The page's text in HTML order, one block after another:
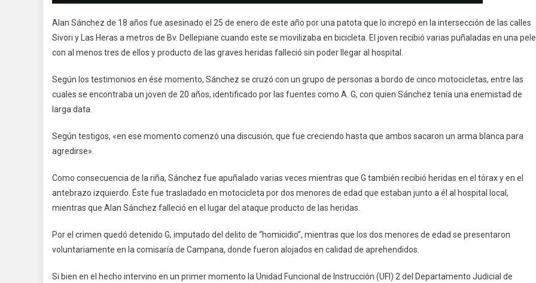
Alan Sánchez de 18 años fue asesinado el 25 de enero de este año por una patota que lo increpó en la intersección de las calles
Sivori y Las Heras a metros de Bv. Dellepiane cuando este se movilizaba en bicicleta. El joven recibió varias puñaladas en una
con al menos tres de ellos y producto de las graves heridas falleció sin poder llegar al hospital.
Según los testimonios en ése momento, Sánchez se cruzó con un grupo de personas a bordo de cinco motocicletas, entre las
cuales se encontraba un joven de 20 años, identificado por las fuentes como A. G, con quien Sánchez tenía una enemistad de
larga data.
Según testigos, «en ese momento comenzó una discusión, que fue creciendo hasta que ambos sacaron un arma blanca para
agredirse».
Como consecuencia de la riña, Sánchez fue apuñalado varias veces mientras que G también recibió heridas en el tórax y en el
antebrazo izquierdo. Éste fue trasladado en motocicleta por dos menores de edad que estaban junto a él al hospital local,
mientras que Alan Sánchez falleció en el lugar del ataque producto de las heridas.
Por el crimen quedó detenido G, imputado del delito de “homicidio”, mientras que los dos menores de edad se presentaron
voluntariamente en la comisaría de Campana, donde fueron alojados en calidad de aprehendidos.
Si bien en el hecho intervino en un primer momento la Unidad Funcional de Instrucción (UFI) 2 del Departamento Judicial de